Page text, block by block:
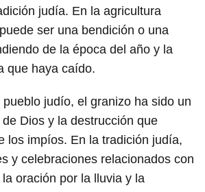
judía. En la agricultura
ser una bendición o una
de la época del año y la
que haya caído.
judío, el granizo ha sido un
Dios y la destrucción que
los impíos. En la tradición judía,
y celebraciones relacionados con
oración por la lluvia y la